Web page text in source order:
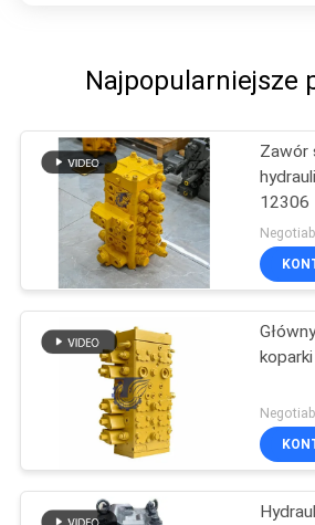
Najpopularniejsze
Zawór
12306